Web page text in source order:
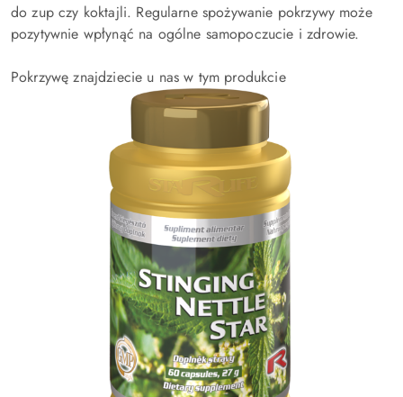
do zup czy koktajli. Regularne spożywanie pokrzywy może
pozytywnie wpłynąć na ogólne samopoczucie i zdrowie.
Pokrzywę znajdziecie u nas w tym produkcie